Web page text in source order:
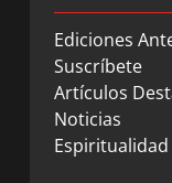
Ediciones
Suscríbete
Artículos
Noticias